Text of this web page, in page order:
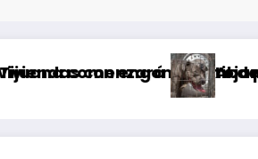
a partir de este sábado
rojo por riesgo
Abandonan a tres